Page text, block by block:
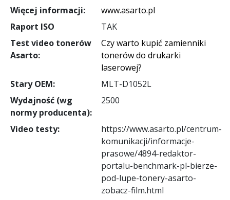
Więcej informacji:
www.asarto.pl
Raport ISO
TAK
Test video tonerów
Asarto:
Czy warto kupić zamienniki
tonerów do drukarki
laserowej?
Stary OEM:
MLT-D1052L
Wydajność (wg
normy producenta):
2500
Video testy:
https://www.asarto.pl/centrum-
komunikacji/informacje-
prasowe/4894-redaktor-
portalu-benchmark-pl-bierze-
pod-lupe-tonery-asarto-
zobacz-film.html